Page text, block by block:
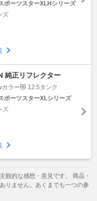
ポーツスターXLHシリーズ
ズ
純正リフレクター
ラー😻 12.5タンク
ポーツスターXLシリーズ
ズ
観的な感想・意見です。 商品・
りません。あくまでも一つの参